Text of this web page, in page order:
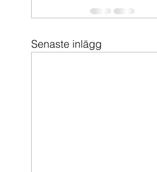
Senaste inlägg